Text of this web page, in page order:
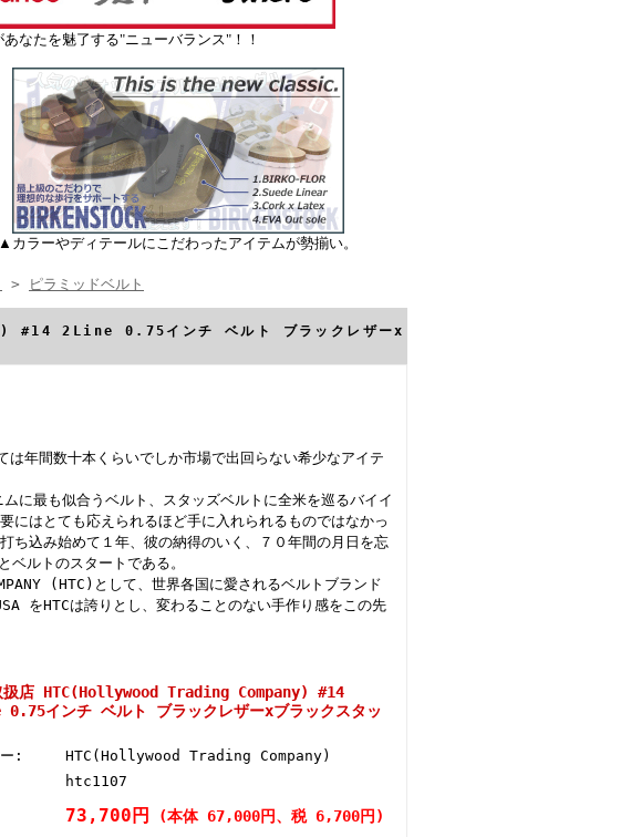
なたを魅了する"ニューバランス"！！
▲カラーやディテールにこだわったアイテムが勢揃い。
> ピラミッドベルト
2Line 0.75インチ ベルト ブラックレザーx
年間数十本くらいでしか市場で出回らない希少なアイテ
最も似合うベルト、スタッズベルトに全米を巡るバイイ
にはとても応えられるほど手に入れられるものではなかっ
ち込み始めて１年、彼の納得のいく、７０年間の月日を忘
ルトのスタートである。
(HTC)として、世界各国に愛されるベルトブランド
をHTCは誇りとし、変わることのない手作り感をこの先
扱店 HTC(Hollywood Trading Company) #14
インチ ベルト ブラックレザーxブラックスタッ
:
HTC(Hollywood Trading Company)
htc1107
73,700円 (本体 67,000円、税 6,700円)